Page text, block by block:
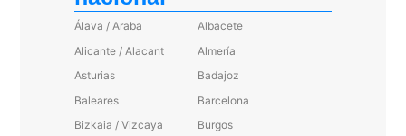
Álava / Araba
Albacete
Alicante / Alacant
Almería
Asturias
Badajoz
Baleares
Barcelona
Bizkaia / Vizcaya
Burgos